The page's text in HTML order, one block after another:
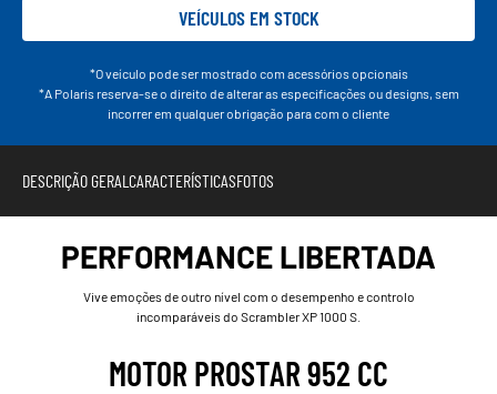
VEÍCULOS EM STOCK
*O veículo pode ser mostrado com acessórios opcionais
*A Polaris reserva-se o direito de alterar as especificações ou designs, sem
incorrer em qualquer obrigação para com o cliente
DESCRIÇÃO GERALCARACTERÍSTICASFOTOS
PERFORMANCE LIBERTADA
Vive emoções de outro nível com o desempenho e controlo
incomparáveis do Scrambler XP 1000 S.
MOTOR PROSTAR 952 CC